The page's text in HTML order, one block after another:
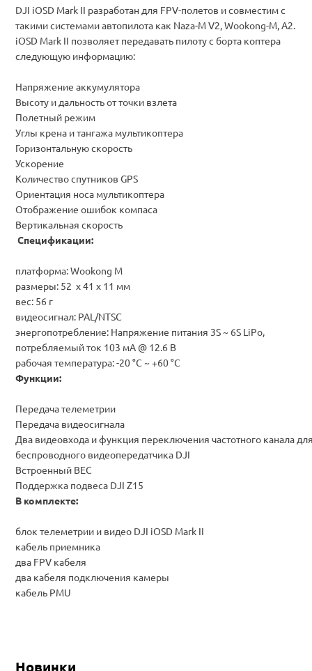
DJI iOSD Mark II разработан для FPV-полетов и совместим с
такими системами автопилота как Naza-M V2, Wookong-M, A2.
iOSD Mark II позволяет передавать пилоту с борта коптера
следующую информацию:
Напряжение аккумулятора
Высоту и дальность от точки взлета
Полетный режим
Углы крена и тангажа мультикоптера
Горизонтальную скорость
Ускорение
Количество спутников GPS
Ориентация носа мультикоптера
Отображение ошибок компаса
Вертикальная скорость
Спецификации:
платформа: Wookong M
размеры: 52 х 41 х 11 мм
вес: 56 г
видеосигнал: PAL/NTSC
энергопотребление: Напряжение питания 3S ~ 6S LiPo,
потребляемый ток 103 мА @ 12.6 В
рабочая температура: -20 °C ~ +60 °C
Функции:
Передача телеметрии
Передача видеосигнала
Два видеовхода и функция переключения частотного канала
беспроводного видеопередатчика DJI
Встроенный BEC
Поддержка подвеса DJI Z15
В комплекте:
блок телеметрии и видео DJI iOSD Mark II
кабель приемника
два FPV кабеля
два кабеля подключения камеры
кабель PMU
Новинки